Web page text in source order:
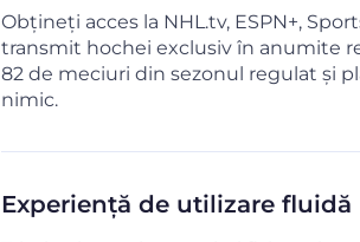
Obțineți acces la NHL.tv, ESPN+,
transmit hochei exclusiv în anumite
82 de meciuri din sezonul regulat și
nimic.
Experiență de utilizare fluidă